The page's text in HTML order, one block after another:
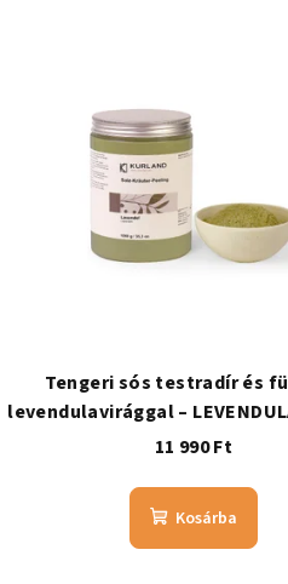
Tengeri sós testradír és
levendulavirággal –
11 990 Ft
Kosárba